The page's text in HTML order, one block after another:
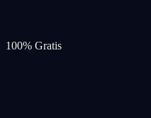
100% Gratis